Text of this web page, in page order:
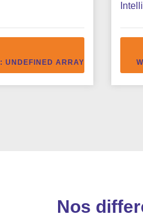
: UNDEFINED ARRAY KEY
Nos